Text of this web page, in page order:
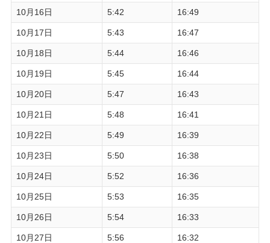
10月16日 5:42 16:49
10月17日 5:43 16:47
10月18日 5:44 16:46
10月19日 5:45 16:44
10月20日 5:47 16:43
10月21日 5:48 16:41
10月22日 5:49 16:39
10月23日 5:50 16:38
10月24日 5:52 16:36
10月25日 5:53 16:35
10月26日 5:54 16:33
10月27日 5:56 16:32